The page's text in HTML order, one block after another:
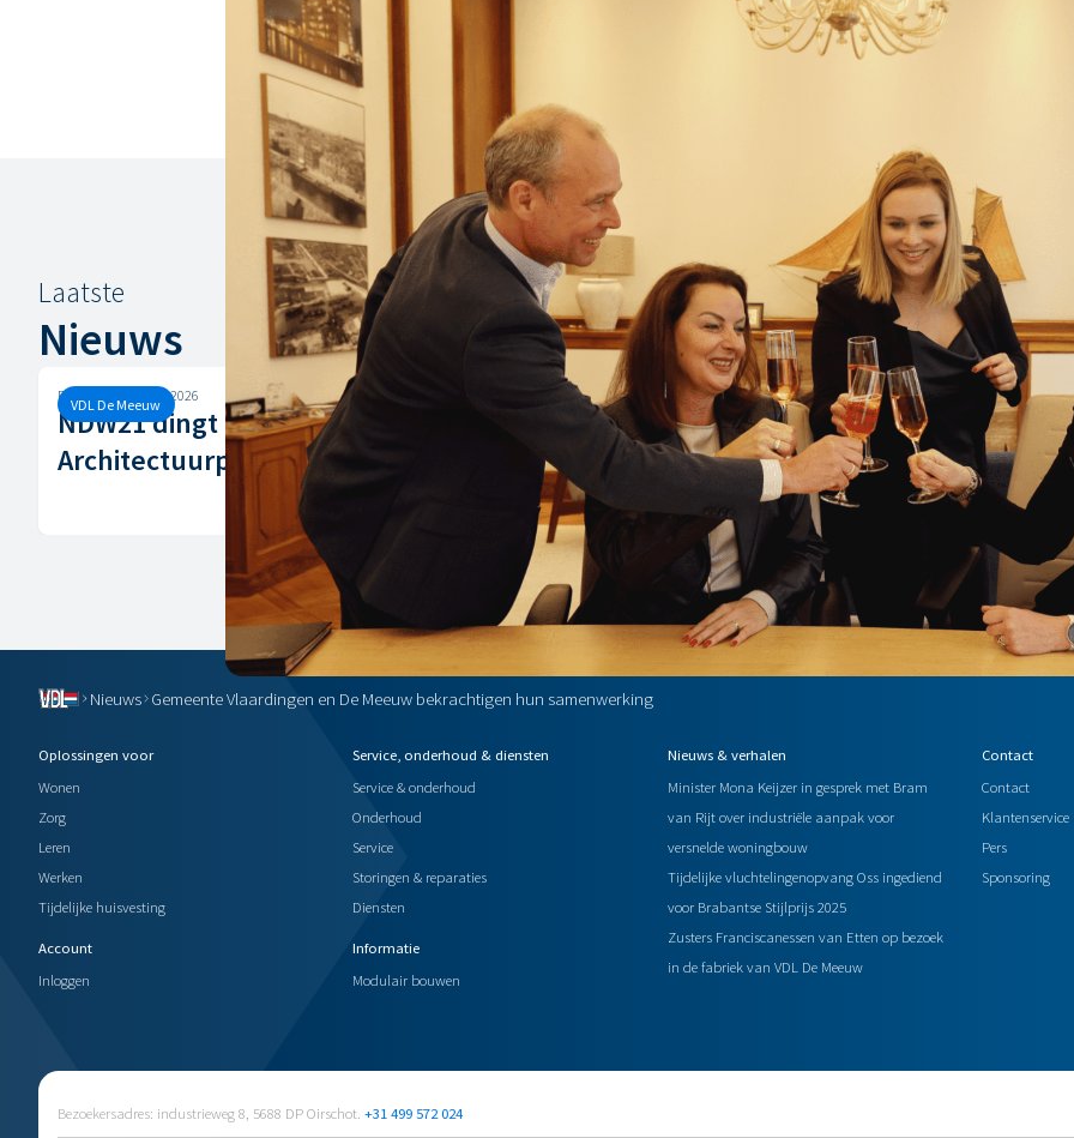
Terug naar overzicht
Laatste
Nieuws
VDL De Meeuw
Dinsdag, 10 maart, 2026
NDW21 dingt mee naar
Architectuurprijs Nijmegen!
VDL De Meeuw
Dinsdag, 23 december, 2025
VDL De Meeuw bouwt 286
verplaatsbare woningen in
Bovenduist Amersfoort
Nieuws Gemeente Vlaardingen en De Meeuw bekrachtigen hun samenwerking
Oplossingen voor
Wonen
Zorg
Leren
Werken
Tijdelijke huisvesting
Account
Inloggen
Service, onderhoud & diensten
Service & onderhoud
Onderhoud
Service
Storingen & reparaties
Diensten
Informatie
Modulair bouwen
Nieuws & verhalen
Minister Mona Keijzer in gesprek met Bram
van Rijt over industriële aanpak voor
versnelde woningbouw
Tijdelijke vluchtelingenopvang Oss ingediend
voor Brabantse Stijlprijs 2025
Zusters Franciscanessen van Etten op bezoek
in de fabriek van VDL De Meeuw
Contact
Contact
Klantenservice
Pers
Sponsoring
Bezoekersadres: industrieweg 8, 5688 DP Oirschot. +31 499 572 024